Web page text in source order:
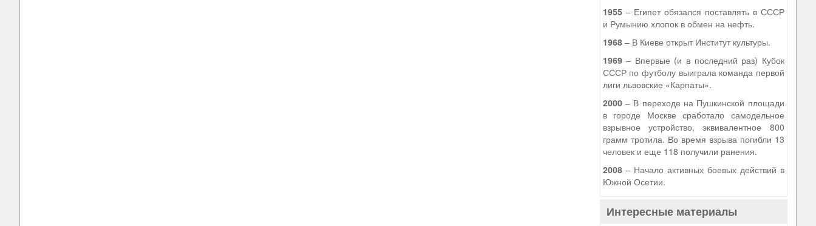
1955– Египет обязался поставлять в СССР
и Румынию хлопок в обмен на нефть.
1968– В Киеве открыт Институт культуры.
1969– Впервые (и в последний раз) Кубок
СССР по футболу выиграла команда первой
лиги львовские «Карпаты».
2000– В переходе на Пушкинской площади
в городе Москве сработало самодельное
взрывное устройство, эквивалентное 800
грамм тротила. Во время взрыва погибли 13
человек и еще 118 получили ранения.
2008– Начало активных боевых действий в
Южной Осетии.
Интересные материалы